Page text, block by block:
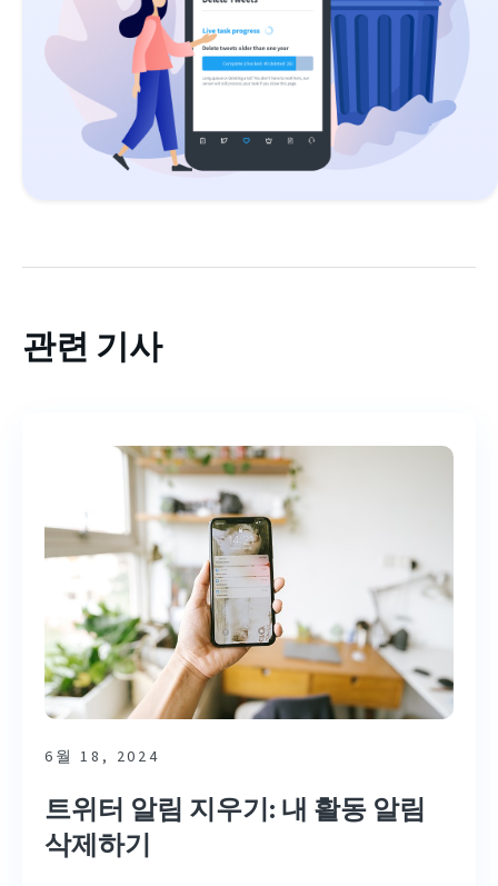
관련 기사
6월 18, 2024
트위터 알림 지우기: 내 활동 알림
삭제하기